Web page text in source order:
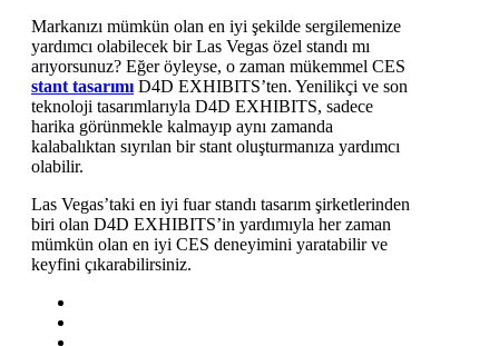
Markanızı mümkün olan en iyi şekilde sergilemenize
yardımcı olabilecek bir Las Vegas özel standı mı
arıyorsunuz? Eğer öyleyse, o zaman mükemmel CES
stant tasarımı D4D EXHIBITS’ten. Yenilikçi ve son
teknoloji tasarımlarıyla D4D EXHIBITS, sadece
harika görünmekle kalmayıp aynı zamanda
kalabalıktan sıyrılan bir stant oluşturmanıza yardımcı
olabilir.
Las Vegas’taki en iyi fuar standı tasarım şirketlerinden
biri olan D4D EXHIBITS’in yardımıyla her zaman
mümkün olan en iyi CES deneyimini yaratabilir ve
keyfini çıkarabilirsiniz.